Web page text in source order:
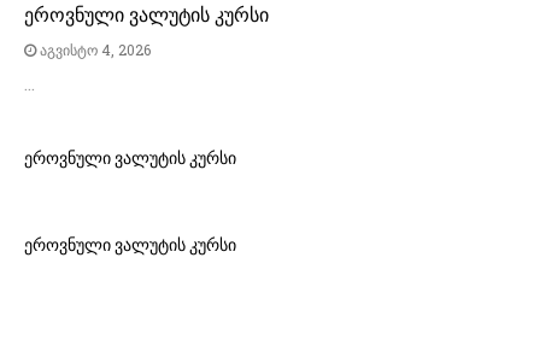
ეროვნული ვალუტის კურსი
აგვისტო 4, 2026
…
ეროვნული ვალუტის კურსი
ეროვნული ვალუტის კურსი